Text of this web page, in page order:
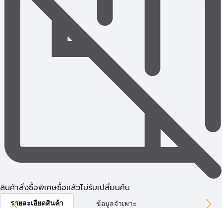
สินค้าสั่งซื้อพิเศษซื้อแล้วไม่รับเปลี่ยนคืน
รายละเอียดสินค้า ข้อมูลจำเพาะ